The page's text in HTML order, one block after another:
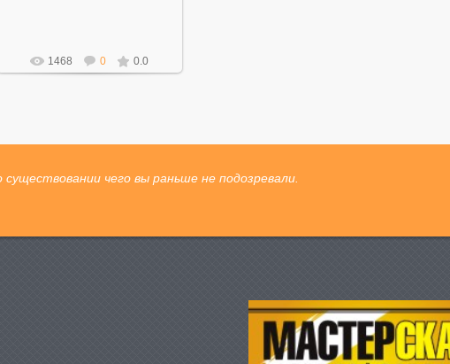
1468 0 0.0
чего вы раньше не подозревали.